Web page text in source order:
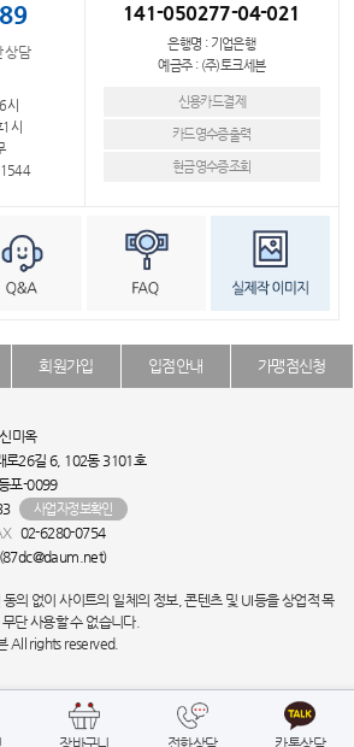
상담
시
시
141-050277-04-021
은행명 : 기업은행
예금주 : (주)토크세븐
신용카드결제
카드영수증출력
현금영수증조회
회원가입 입점안내 가맹점신청
신미옥
로26길 6, 102동 3101호
포-0099
사업자정보확인
02-6280-0754
의 없이 사이트의 일체의 정보, 콘텐츠 및 UI등을 상업적 목
단 사용할 수 없습니다.
All rights reserved.
장바구니 전화상담 카톡상담